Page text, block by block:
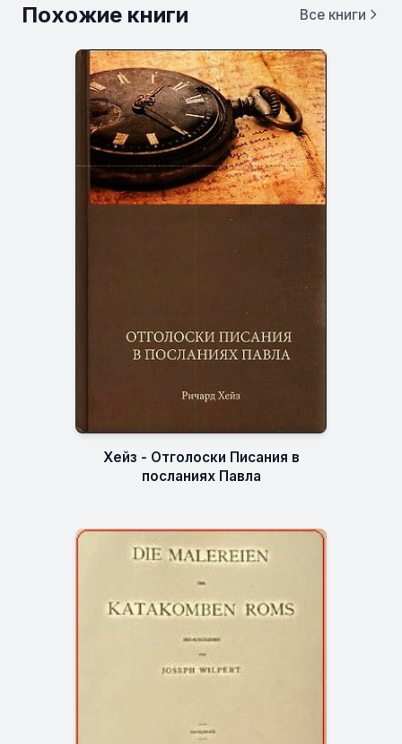
Похожие книги Все книги
Хейз - Отголоски Писания в
посланиях Павла